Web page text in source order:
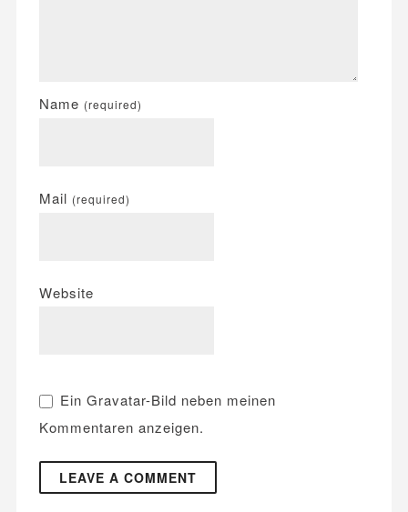
Name (required)
Mail (required)
Website
Ein Gravatar-Bild neben meinen
Kommentaren anzeigen.